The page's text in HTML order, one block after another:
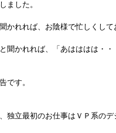
ました。
れれば、お陰様で忙しくして
聞かれれば、「あはははは・・
です。
立最初のお仕事はＶＰ系のデ